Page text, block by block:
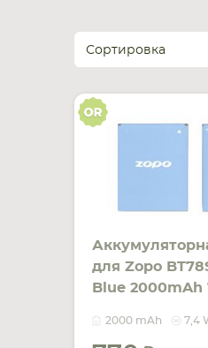
Сортировка
для Zopo
Blue 2000mAh
2000 mAh 7,4